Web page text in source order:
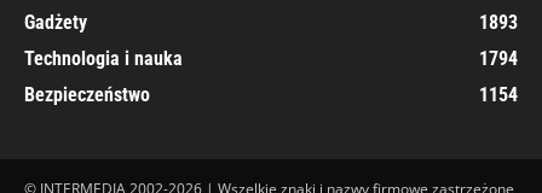
Gadżety
1893
Technologia i nauka
1794
Bezpieczeństwo
1154